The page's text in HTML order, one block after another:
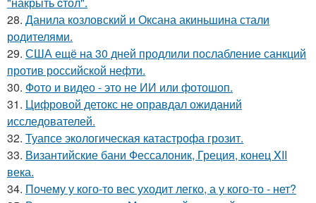
28. Данила козловский и Оксана акиньшина стали
родителями.
29. США ещё на 30 дней продлили послабление санкций
против российской нефти.
30. Фото и видео - это не ИИ или фотошоп.
31. Цифровой детокс не оправдал ожиданий
исследователей.
32. Туапсе экологическая катастрофа грозит.
33. Византийские бани Фессалоник, Греция, конец XII
века.
34. Почему у кого-то вес уходит легко, а у кого-то - нет?